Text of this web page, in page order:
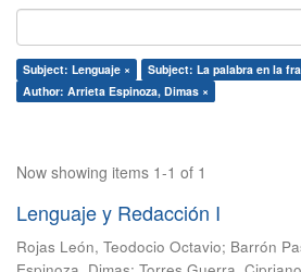
Subject: Lenguaje × Subject: La palabra en la
Author: Arrieta Espinoza, Dimas ×
Now showing items 1-1 of 1
Lenguaje y Redacción I
Rojas León, Teodocio Octavio; Barrón